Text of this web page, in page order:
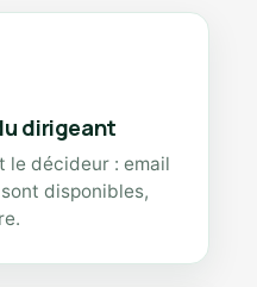
dirigeant
le décideur : email
disponibles,